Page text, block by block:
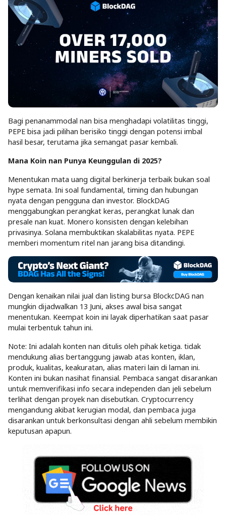
Bagi penanammodal nan bisa menghadapi volatilitas tinggi,
PEPE bisa jadi pilihan berisiko tinggi dengan potensi imbal
hasil besar, terutama jika semangat pasar kembali.
Mana Koin nan Punya Keunggulan di 2025?
Menentukan mata uang digital berkinerja terbaik bukan soal
hype semata. Ini soal fundamental, timing dan hubungan
nyata dengan pengguna dan investor. BlockDAG
menggabungkan perangkat keras, perangkat lunak dan
presale nan kuat. Monero konsisten dengan kelebihan
privasinya. Solana membuktikan skalabilitas nyata. PEPE
memberi momentum ritel nan jarang bisa ditandingi.
Dengan kenaikan nilai jual dan listing bursa BlockcDAG nan
mungkin dijadwalkan 13 Juni, akses awal bisa sangat
menentukan. Keempat koin ini layak diperhatikan saat pasar
mulai terbentuk tahun ini.
Note: Ini adalah konten nan ditulis oleh pihak ketiga. tidak
mendukung alias bertanggung jawab atas konten, iklan,
produk, kualitas, keakuratan, alias materi lain di laman ini.
Konten ini bukan nasihat finansial. Pembaca sangat disarankan
untuk memverifikasi info secara independen dan jeli sebelum
terlihat dengan proyek nan disebutkan. Cryptocurrency
mengandung akibat kerugian modal, dan pembaca juga
disarankan untuk berkonsultasi dengan ahli sebelum membikin
keputusan apapun.